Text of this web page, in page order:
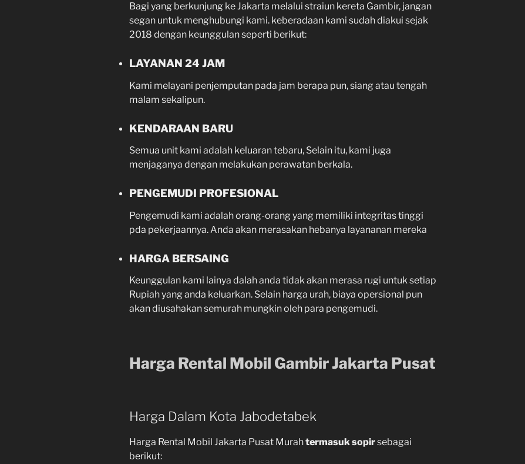
Bagi yang berkunjung ke Jakarta melalui straiun kereta Gambir, jangan
segan untuk menghubungi kami. keberadaan kami sudah diakui sejak
2018 dengan keunggulan seperti berikut:
LAYANAN 24 JAM
Kami melayani penjemputan pada jam berapa pun, siang atau tengah
malam sekalipun.
KENDARAAN BARU
Semua unit kami adalah keluaran tebaru, Selain itu, kami juga
menjaganya dengan melakukan perawatan berkala.
PENGEMUDI PROFESIONAL
Pengemudi kami adalah orang-orang yang memiliki integritas tinggi
pda pekerjaannya. Anda akan merasakan hebanya layananan mereka
HARGA BERSAING
Keunggulan kami lainya dalah anda tidak akan merasa rugi untuk setiap
Rupiah yang anda keluarkan. Selain harga urah, biaya opersional pun
akan diusahakan semurah mungkin oleh para pengemudi.
Harga Rental Mobil Gambir Jakarta Pusat
Harga Dalam Kota Jabodetabek
Harga Rental Mobil Jakarta Pusat Murahtermasuk sopirsebagai
berikut: